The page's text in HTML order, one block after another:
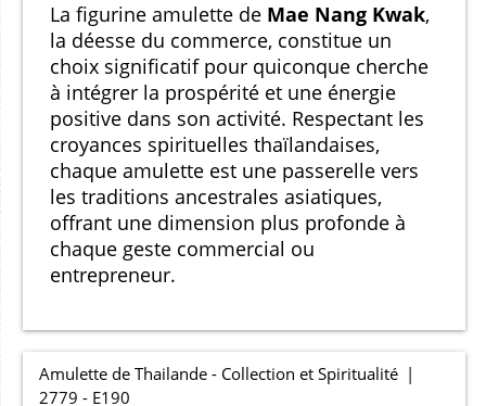
La figurine amulette de Mae Nang Kwak,
la déesse du commerce, constitue un
choix significatif pour quiconque cherche
à intégrer la prospérité et une énergie
positive dans son activité. Respectant les
croyances spirituelles thaïlandaises,
chaque amulette est une passerelle vers
les traditions ancestrales asiatiques,
offrant une dimension plus profonde à
chaque geste commercial ou
entrepreneur.
Amulette de Thailande - Collection et Spiritualité
2779 - E190